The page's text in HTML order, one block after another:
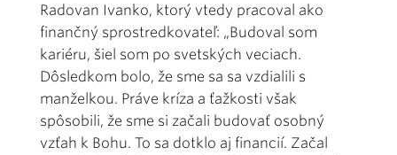
Radovan Ivanko, ktorý vtedy pracoval ako
finančný sprostredkovateľ: „Budoval som
kariéru, šiel som po svetských veciach.
Dôsledkom bolo, že sme sa sa vzdialili s
manželkou. Práve kríza a ťažkosti však
spôsobili, že sme si začali budovať osobný
vzťah k Bohu. To sa dotklo aj financií. Začal